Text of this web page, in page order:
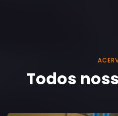
Todos